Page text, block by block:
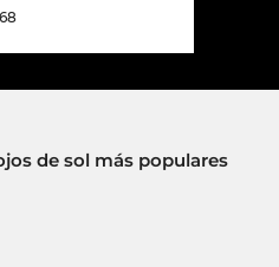
de sol más populares